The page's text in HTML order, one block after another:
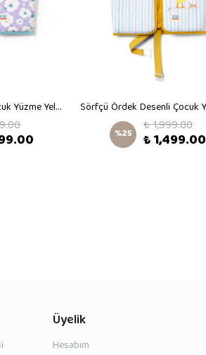
Mor Çiçek Desenli Çocuk Yüzme Yeleği
%25 ₺ 1,999.00
₺ 1,499.00
Üyelik
Hesabım